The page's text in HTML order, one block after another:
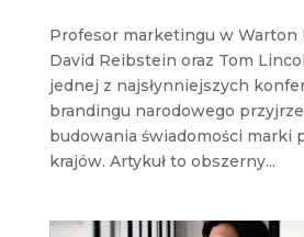
Profesor marketingu w Warton
David Reibstein oraz Tom
jednej z najsłynniejszych
brandingu narodowego
budowania świadomości marki
krajów. Artykuł to obszerny...